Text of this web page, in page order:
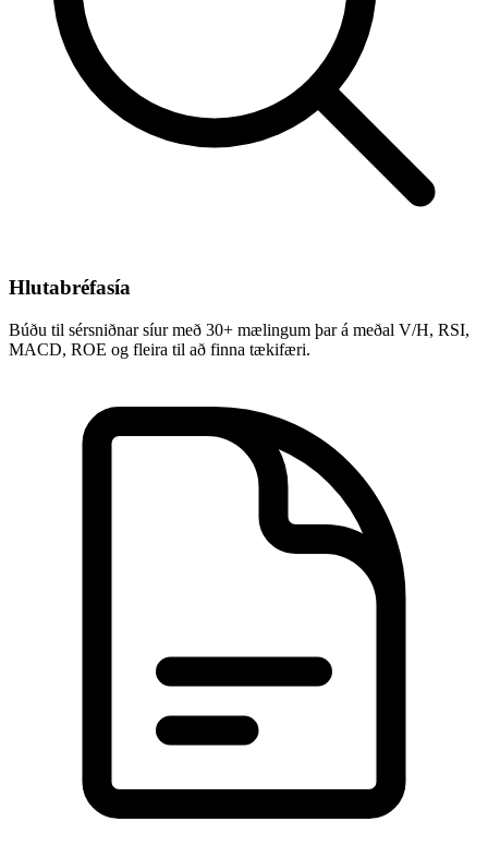
Hlutabréfasía
Búðu til sérsniðnar síur með 30+ mælingum þar á meðal V/H, RSI,
MACD, ROE og fleira til að finna tækifæri.